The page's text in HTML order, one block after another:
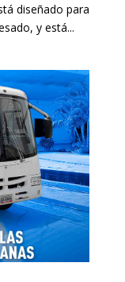
diseñado para
y está...